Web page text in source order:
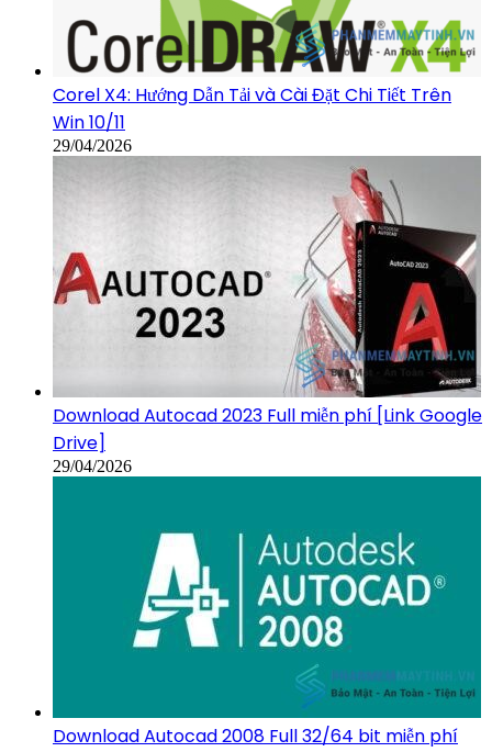
Corel X4: Hướng Dẫn Tải và Cài Đặt Chi Tiết Trên
Win 10/11
29/04/2026
Download Autocad 2023 Full miễn phí [Link Google
Drive]
29/04/2026
Download Autocad 2008 Full 32/64 bit miễn phí